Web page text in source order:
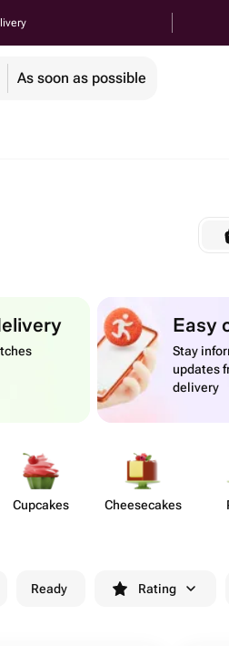
As soon as possible
Easy
Stay
updates
delivery
Cupcakes Chees​ecakes
Ready Rating